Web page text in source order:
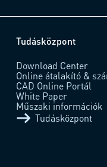
Tudásközpont
Download Center
Online átalakító &
CAD Online Portál
White Paper
Műszaki információk
Tudásközpont